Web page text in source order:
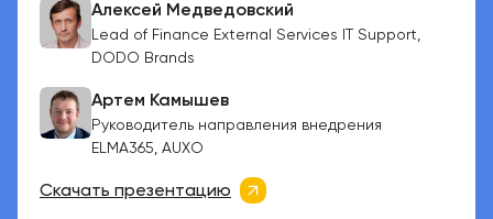
Алексей Медведовский
Lead of Finance External Services IT Support,
DODO Brands
Артем Камышев
Руководитель направления внедрения
ELMA365, AUXO
Скачать презентацию